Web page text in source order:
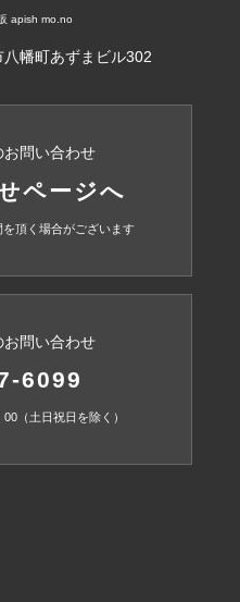
apish mo.no
幡町あずまビル302
お問い合わせ
ページへ
頂く場合がございます
お問い合わせ
6099
（土日祝日を除く）